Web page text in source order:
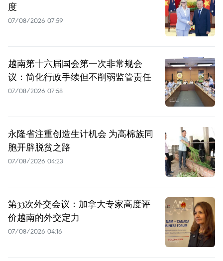
度
07/08/2026 07:59
越南第十六届国会第一次非常规会
议：简化行政手续但不削弱监管责任
07/08/2026 07:58
永隆省注重创造生计机会 为高棉族同
胞开辟脱贫之路
07/08/2026 04:23
第33次外交会议：加拿大专家高度评
价越南的外交定力
07/08/2026 04:16